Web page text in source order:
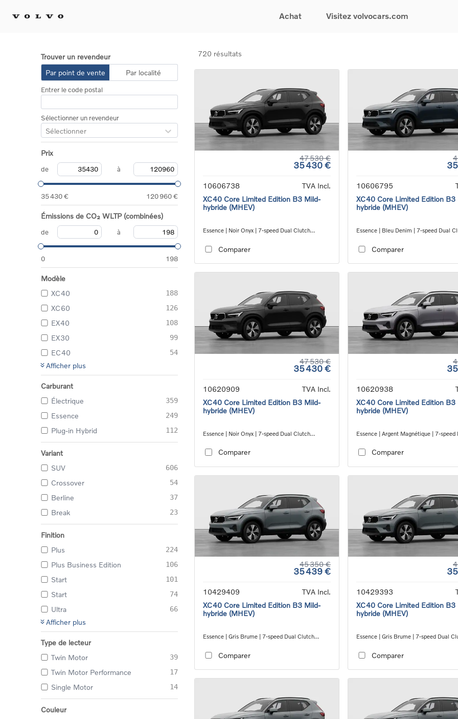
Achat
EX40
EC40
EX90
ES90
XC40
Voitures hybrides
rechargeables
Voitures micro-hybrides
SUV
Break
Visitez volvocars.com
Offres du moment
Voitures d'occasion
certifiées
Voitures de société &
Flotte
rechargeables
Assurances
Entretien &
Reprise de votre
Volvo Support
Garantie
Service de
Trouver un
Trouver un revendeur
Par point de vente
Par localité
Entrer le code postal
Sélectionner un revendeur
Sélectionner
Prix
de à
35 430 € 120 960 €
Émissions de CO₂ WLTP (combinées)
de à
0 198
Modèle
XC40
188
XC60 126
EX40 108
EX30 99
EC40 54
Afficher plus
Carburant
Électrique
359
Essence 249
Plug-in Hybrid 112
Variant
SUV
606
Crossover 54
Berline 37
Break 23
Finition
Plus
224
Plus Business Edition 106
Start 101
Start 74
Ultra 66
Afficher plus
Type de lecteur
Twin Motor
39
Twin Motor Performance 17
Single Motor 14
Couleur
720 résultats
47 530 €
35 430 €
10606738
TVA Incl.
XC40 Core Limited Edition B3 Mild-
hybride (MHEV)
Essence | Noir Onyx | 7-speed Dual Clutch
Comparer
10606795
XC40 Core Limited Edition B3
hybride (MHEV)
Essence | Bleu Denim | 7-speed Dual
Comparer
47 530 €
35 430 €
10620909
TVA Incl.
XC40 Core Limited Edition B3 Mild-
hybride (MHEV)
Essence | Noir Onyx | 7-speed Dual Clutch
Comparer
10620938
XC40 Core Limited Edition B3
hybride (MHEV)
Essence | Argent Magnétique | 7-speed
Comparer
45 350 €
35 439 €
10429409
TVA Incl.
XC40 Core Limited Edition B3 Mild-
hybride (MHEV)
Essence | Gris Brume | 7-speed Dual Clutch
Comparer
10429393
XC40 Core Limited Edition B3
hybride (MHEV)
Essence | Gris Brume | 7-speed Dual
Comparer